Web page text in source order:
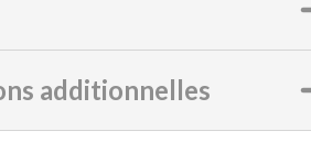
additionnelles